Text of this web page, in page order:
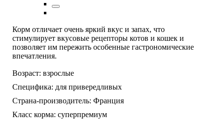
Корм отличает очень яркий вкус и запах, что
стимулирует вкусовые рецепторы котов и кошек и
позволяет им пережить особенные гастрономические
впечатления.
Возраст: взрослые
Специфика: для привередливых
Страна-производитель: Франция
Класс корма: суперпремиум